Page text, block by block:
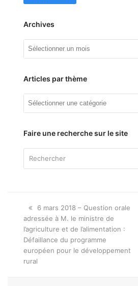
Archives
Articles par thème
Articles
Faire une recherche sur le site
Onglet
précédent:
6 mars 2018 – Question orale
adressée à M. le ministre de
l’agriculture et de l’alimentation :
Défaillance du programme
européen pour le développement
rural